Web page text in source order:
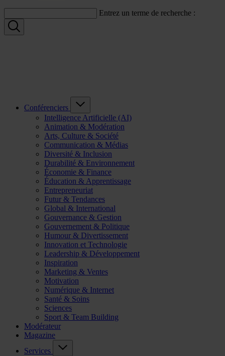
Entrez un terme de recherche :
Conférenciers
Intelligence Artificielle (AI)
Animation & Modération
Arts, Culture & Société
Communication & Médias
Diversité & Inclusion
Durabilité & Environnement
Économie & Finance
Éducation & Apprentissage
Entrepreneuriat
Futur & Tendances
Global & International
Gouvernance & Gestion
Gouvernement & Politique
Humour & Divertissement
Innovation et Technologie
Leadership & Développement
Inspiration
Marketing & Ventes
Motivation
Numérique & Internet
Santé & Soins
Sciences
Sport & Team Building
Modérateur
Magazine
Services